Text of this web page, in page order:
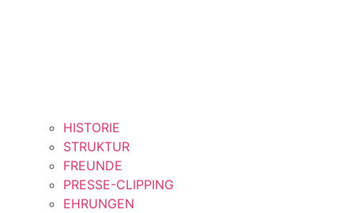
HISTORIE
STRUKTUR
FREUNDE
PRESSE-CLIPPING
EHRUNGEN